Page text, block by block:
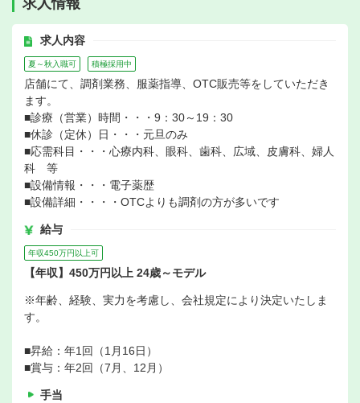
求人情報
求人内容
夏～秋入職可 積極採用中
店舗にて、調剤業務、服薬指導、OTC販売等をしていただき
ます。
■診療（営業）時間・・・9：30～19：30
■休診（定休）日・・・元旦のみ
■応需科目・・・心療内科、眼科、歯科、広域、皮膚科、婦人
科 等
■設備情報・・・電子薬歴
■設備詳細・・・・OTCよりも調剤の方が多いです
給与
年収450万円以上可
【年収】450万円以上 24歳～モデル
※年齢、経験、実力を考慮し、会社規定により決定いたしま
す。
■昇給：年1回（1月16日）
■賞与：年2回（7月、12月）
手当